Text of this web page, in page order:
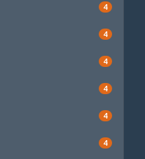
4
4
4
4
4
4